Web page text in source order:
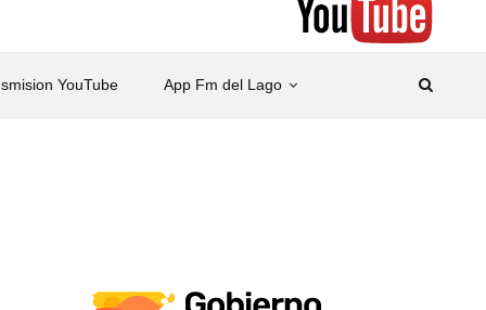
YouTube App Fm del Lago